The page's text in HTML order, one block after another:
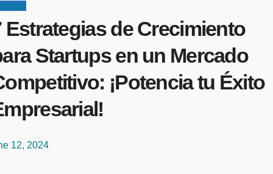
Estrategias de Crecimiento
Startups en un Mercado
¡Potencia tu Éxito
12, 2024